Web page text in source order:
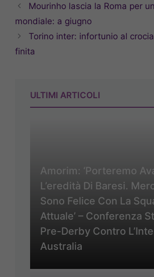
Mourinho lascia la Roma per
mondiale: a giugno
Torino inter: infortunio al
finita
ULTIMI ARTICOLI
Amorim: ‘Porteremo
L’eredità Di Baresi.
Sono Felice Con La
Attuale’ – Conferenza
Pre-Derby Contro
Australia